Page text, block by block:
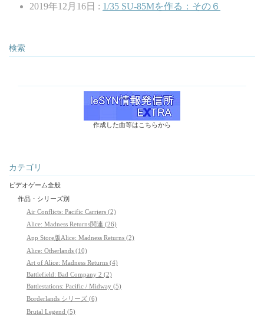
2019年12月16日 : 1/35 SU-85Mを作る：その６
検索
作成した曲等はこちらから
カテゴリ
ビデオゲーム全般
作品・シリーズ別
Air Conflicts: Pacific Carriers (2)
Alice: Madness Returns関連 (26)
App Store版Alice: Madness Returns (2)
Alice: Otherlands (10)
Art of Alice: Madness Returns (4)
Battlefield: Bad Company 2 (2)
Battlestations: Pacific / Midway (5)
Borderlands シリーズ (6)
Brutal Legend (5)